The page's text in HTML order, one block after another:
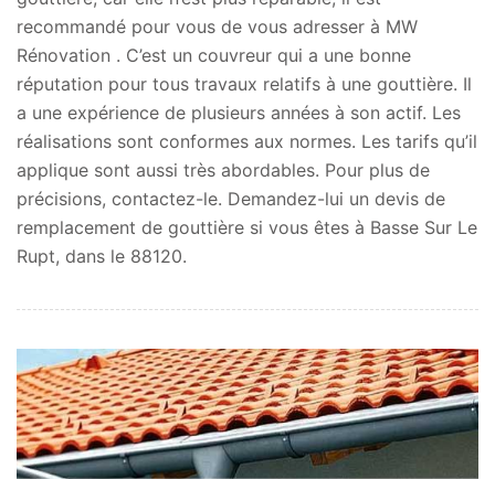
recommandé pour vous de vous adresser à MW
Rénovation . C’est un couvreur qui a une bonne
réputation pour tous travaux relatifs à une gouttière. Il
a une expérience de plusieurs années à son actif. Les
réalisations sont conformes aux normes. Les tarifs qu’il
applique sont aussi très abordables. Pour plus de
précisions, contactez-le. Demandez-lui un devis de
remplacement de gouttière si vous êtes à Basse Sur Le
Rupt, dans le 88120.